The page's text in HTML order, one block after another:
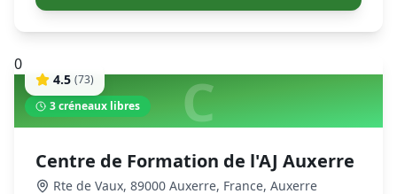
0
C
4.5 (73)
3créneaux libres
Centre de Formation de l'AJ Auxerre
Rte de Vaux, 89000 Auxerre, France, Auxerre